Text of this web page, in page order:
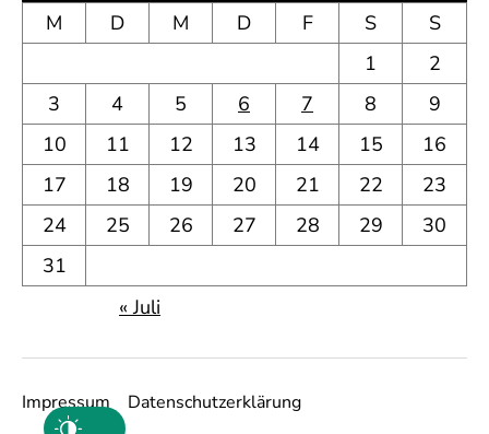
M
D M D F S
S
1
2
3
4 5 6 7 8
9
10
11 12 13 14 15
16
17
18 19 20 21 22
23
24
25 26 27 28 29
30
31
« Juli
Impressum Datenschutzerklärung